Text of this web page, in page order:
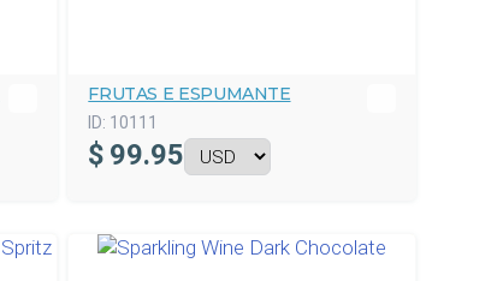
FRUTAS E ESPUMANTE
ID: 10111
$ 99.95